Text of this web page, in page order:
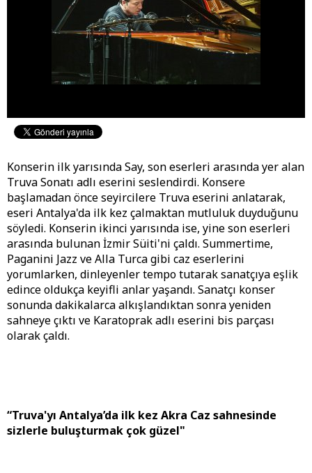
Konserin ilk yarısında Say, son eserleri arasında yer alan
Truva Sonatı adlı eserini seslendirdi. Konsere
başlamadan önce seyircilere Truva eserini anlatarak,
eseri Antalya'da ilk kez çalmaktan mutluluk duyduğunu
söyledi. Konserin ikinci yarısında ise, yine son eserleri
arasında bulunan İzmir Süiti'ni çaldı. Summertime,
Paganini Jazz ve Alla Turca gibi caz eserlerini
yorumlarken, dinleyenler tempo tutarak sanatçıya eşlik
edince oldukça keyifli anlar yaşandı. Sanatçı konser
sonunda dakikalarca alkışlandıktan sonra yeniden
sahneye çıktı ve Karatoprak adlı eserini bis parçası
olarak çaldı.
“Truva'yı Antalya’da ilk kez Akra Caz sahnesinde
sizlerle buluşturmak çok güzel"